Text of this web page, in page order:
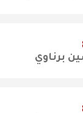
برناوي